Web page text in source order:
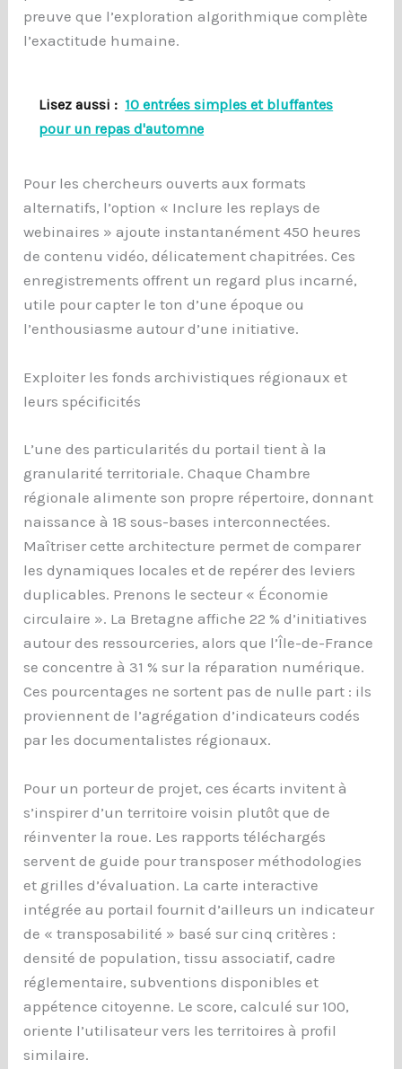
preuve que l’exploration algorithmique complète
l’exactitude humaine.
Lisez aussi : 10 entrées simples et bluffantes
pour un repas d'automne
Pour les chercheurs ouverts aux formats
alternatifs, l’option « Inclure les replays de
webinaires » ajoute instantanément 450 heures
de contenu vidéo, délicatement chapitrées. Ces
enregistrements offrent un regard plus incarné,
utile pour capter le ton d’une époque ou
l’enthousiasme autour d’une initiative.
Exploiter les fonds archivistiques régionaux et
leurs spécificités
L’une des particularités du portail tient à la
granularité territoriale. Chaque Chambre
régionale alimente son propre répertoire, donnant
naissance à 18 sous-bases interconnectées.
Maîtriser cette architecture permet de comparer
les dynamiques locales et de repérer des leviers
duplicables. Prenons le secteur « Économie
circulaire ». La Bretagne affiche 22 % d’initiatives
autour des ressourceries, alors que l’Île-de-France
se concentre à 31 % sur la réparation numérique.
Ces pourcentages ne sortent pas de nulle part : ils
proviennent de l’agrégation d’indicateurs codés
par les documentalistes régionaux.
Pour un porteur de projet, ces écarts invitent à
s’inspirer d’un territoire voisin plutôt que de
réinventer la roue. Les rapports téléchargés
servent de guide pour transposer méthodologies
et grilles d’évaluation. La carte interactive
intégrée au portail fournit d’ailleurs un indicateur
de « transposabilité » basé sur cinq critères :
densité de population, tissu associatif, cadre
réglementaire, subventions disponibles et
appétence citoyenne. Le score, calculé sur 100,
oriente l’utilisateur vers les territoires à profil
similaire.